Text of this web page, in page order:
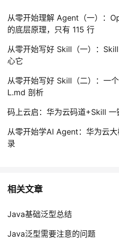
从零开始理解 Agent（一）：
的底层原理，只有 115 行
从零开始写好 Skill（一）：
心它
从零开始写好 Skill（二）：一
L.md 剖析
码上云启：华为云码道+Skill
从零开始学AI Agent：华为云
录
相关文章
Java基础泛型总结
Java泛型需要注意的问题